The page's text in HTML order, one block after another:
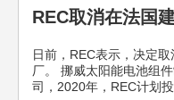
REC取消在法国
日前，REC表示，决定
厂。 挪威太阳能电池组
司，2020年，REC计划